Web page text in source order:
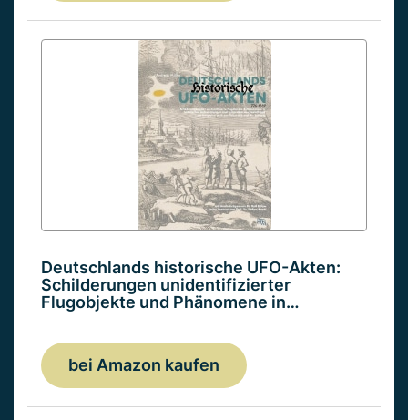
Deutschlands historische UFO-Akten:
Schilderungen unidentifizierter
Flugobjekte und Phänomene in…
bei Amazon kaufen